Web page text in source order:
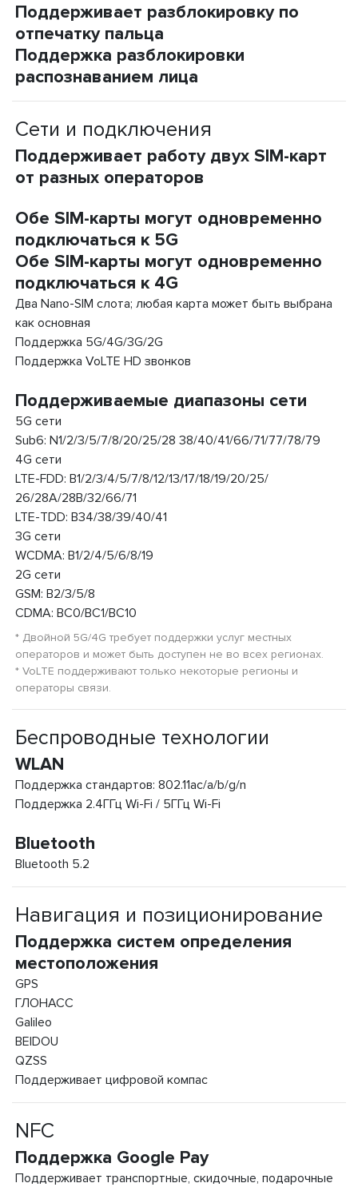
Поддерживает разблокировку по
отпечатку пальца
Поддержка разблокировки
распознаванием лица
Сети и подключения
Поддерживает работу двух SIM-карт
от разных операторов
Обе SIM-карты могут одновременно
подключаться к 5G
Обе SIM-карты могут одновременно
подключаться к 4G
Два Nano-SIM слота; любая карта может быть выбрана
как основная
Поддержка 5G/4G/3G/2G
Поддержка VoLTE HD звонков
Поддерживаемые диапазоны сети
5G сети
Sub6: N1/2/3/5/7/8/20/25/28 38/40/41/66/71/77/78/79
4G сети
LTE-FDD: B1/2/3/4/5/7/8/12/13/17/18/19/20/25/
26/28A/28B/32/66/71
LTE-TDD: B34/38/39/40/41
3G сети
WCDMA: B1/2/4/5/6/8/19
2G сети
GSM: B2/3/5/8
CDMA: BC0/BC1/BC10
* Двойной 5G/4G требует поддержки услуг местных
операторов и может быть доступен не во всех регионах.
* VoLTE поддерживают только некоторые регионы и
операторы связи.
Беспроводные технологии
WLAN
Поддержка стандартов: 802.11ac/a/b/g/n
Поддержка 2.4ГГц Wi-Fi / 5ГГц Wi-Fi
Bluetooth
Bluetooth 5.2
Навигация и позиционирование
Поддержка систем определения
местоположения
GPS
ГЛОНАСС
Galileo
BEIDOU
QZSS
Поддерживает цифровой компас
NFC
Поддержка Google Pay
Поддерживает транспортные, скидочные, подарочные